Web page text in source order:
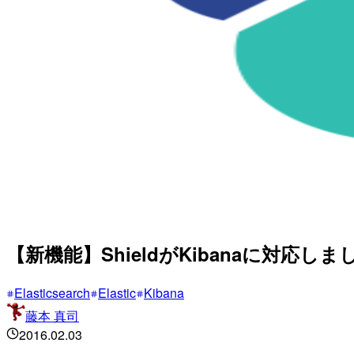
【新機能】ShieldがKibanaに対応しま
Elasticsearch Elastic Kibana
藤本 真司
2016.02.03